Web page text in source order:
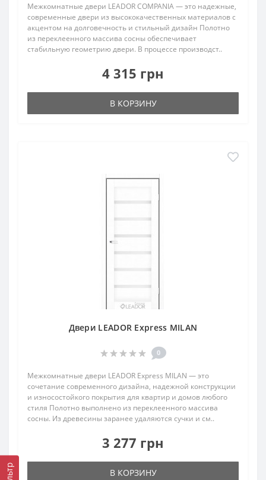
Межкомнатные двери LEADOR COMPANIA — это надежные,
современные двери из высококачественных материалов с
акцентом на долговечность и стильный дизайн Полотно
из переклеенного массива сосны обеспечивает
стабильную геометрию двери. В процессе производст..
4 315 грн
В КОРЗИНУ
Двери LEADOR Express MILAN
0
Межкомнатные двери LEADOR Express MILAN — это
сочетание современного дизайна, надежной конструкции
и износостойкого покрытия для квартир и домов любого
стиля Полотно выполнено из переклеенного массива
сосны. Из древесины заранее удаляются сучки и см..
3 277 грн
В КОРЗИНУ